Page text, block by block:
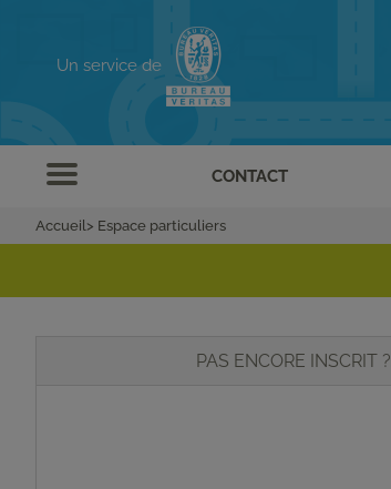
Un service de
CONTACT
Accueil > Espace particuliers
PAS ENCORE INSCRIT ?